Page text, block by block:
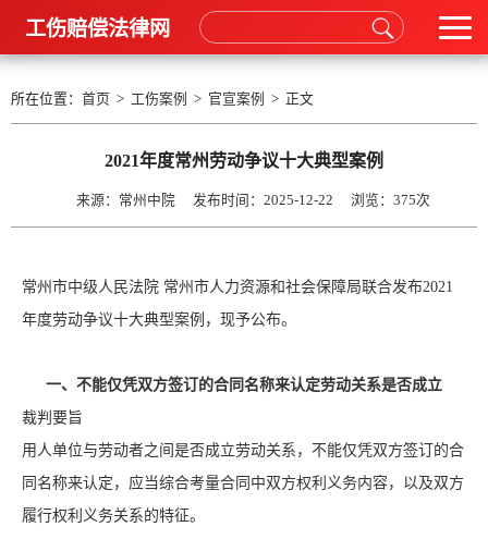
工伤赔偿法律网
所在位置： 首页 > 工伤案例 > 官宣案例 > 正文
2021年度常州劳动争议十大典型案例
来源：常州中院 发布时间：2025-12-22 浏览： 375次
常州市中级人民法院 常州市人力资源和社会保障局联合发布2021
年度劳动争议十大典型案例，现予公布。
一、不能仅凭双方签订的合同名称来认定劳动关系是否成立
裁判要旨
用人单位与劳动者之间是否成立劳动关系，不能仅凭双方签订的合
同名称来认定，应当综合考量合同中双方权利义务内容，以及双方
履行权利义务关系的特征。